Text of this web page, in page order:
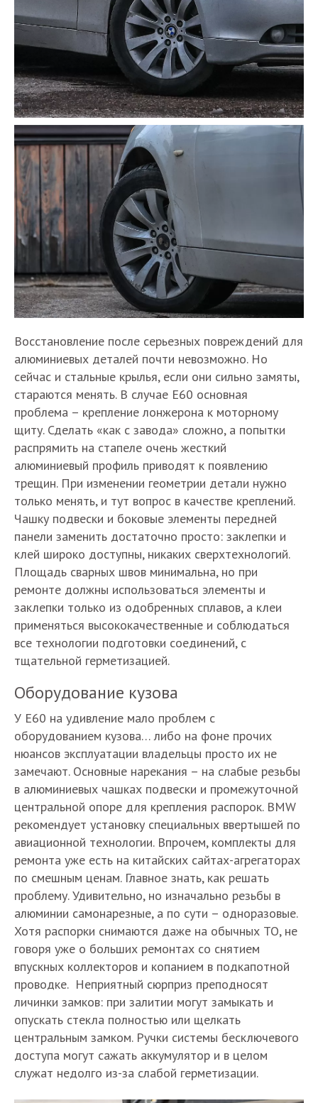
Восстановление после серьезных повреждений для
алюминиевых деталей почти невозможно. Но
сейчас и стальные крылья, если они сильно замяты,
стараются менять. В случае Е60 основная
проблема – крепление лонжерона к моторному
щиту. Сделать «как с завода» сложно, а попытки
распрямить на стапеле очень жесткий
алюминиевый профиль приводят к появлению
трещин. При изменении геометрии детали нужно
только менять, и тут вопрос в качестве креплений.
Чашку подвески и боковые элементы передней
панели заменить достаточно просто: заклепки и
клей широко доступны, никаких сверхтехнологий.
Площадь сварных швов минимальна, но при
ремонте должны использоваться элементы и
заклепки только из одобренных сплавов, а клеи
применяться высококачественные и соблюдаться
все технологии подготовки соединений, с
тщательной герметизацией.
Оборудование кузова
У Е60 на удивление мало проблем с
оборудованием кузова… либо на фоне прочих
нюансов эксплуатации владельцы просто их не
замечают. Основные нарекания – на слабые резьбы
в алюминиевых чашках подвески и промежуточной
центральной опоре для крепления распорок. BMW
рекомендует установку специальных ввертышей по
авиационной технологии. Впрочем, комплекты для
ремонта уже есть на китайских сайтах-агрегаторах
по смешным ценам. Главное знать, как решать
проблему. Удивительно, но изначально резьбы в
алюминии самонарезные, а по сути – одноразовые.
Хотя распорки снимаются даже на обычных ТО, не
говоря уже о больших ремонтах со снятием
впускных коллекторов и копанием в подкапотной
проводке. Неприятный сюрприз преподносят
личинки замков: при залитии могут замыкать и
опускать стекла полностью или щелкать
центральным замком. Ручки системы бесключевого
доступа могут сажать аккумулятор и в целом
служат недолго из-за слабой герметизации.